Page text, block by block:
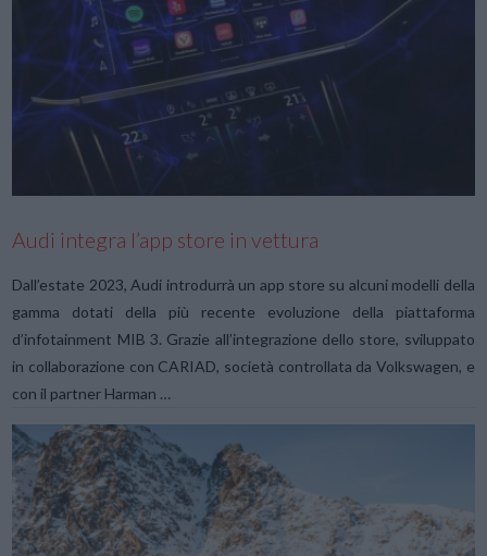
VIEW POST
Audi integra l’app store in vettura
Dall’estate 2023, Audi introdurrà un app store su alcuni modelli della
gamma dotati della più recente evoluzione della piattaforma
d’infotainment MIB 3. Grazie all’integrazione dello store, sviluppato
in collaborazione con CARIAD, società controllata da Volkswagen, e
con il partner Harman …